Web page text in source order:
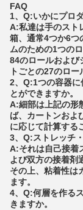
FAQ
1、Q:いかにプロ
A:私達は手のスト
箱、通常4つか6つ
ムのための1つの
84のロールおよび
トごとの27のロー
2、Q:1つの容器に
とができますか。
A:細部は上記の形
ば、カートンおよ
に応じて計算する
3、Q:ストレッチ
A:それは自己接着
よび双方の接着剤
その上、粘着性は
ます。
4、Q:何層を作る
きますか。